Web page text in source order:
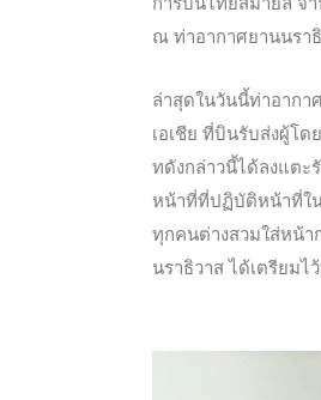
ณ ท่าอากาศยานนรา
ล่าสุดในวันนี้ท่าอากา
เอเชีย ที่บินรับส่งผู้โด
ทดังกล่าวนี้ได้ลงแตะ
หน้าที่ที่ปฏิบัติหน้าที่ใน
ทุกคนต่างสวมใส่หน้า
นราธิวาส ได้เตรียมไ